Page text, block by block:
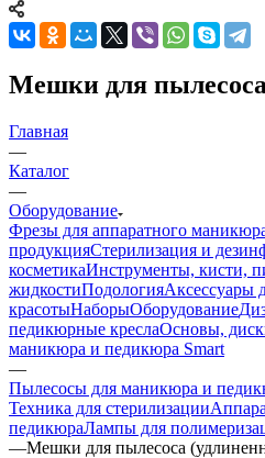
Мешки для
Главная
—
Каталог
—
Оборудование
Фрезы для аппаратного
продукцияСтерилизация и
косметикаИнструменты, кисти,
жидкостиПодологияАксессуары
красотыНаборыОборудование
педикюрные креслаОсновы,
маникюра и педикюра Smart
—
Пылесосы для маникюра и
Техника для стерилизации
педикюраЛампы для
—Мешки для пылесоса